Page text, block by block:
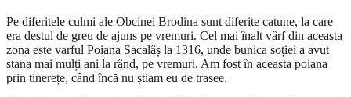
Pe diferitele culmi ale Obcinei Brodina sunt diferite catune, la care
era destul de greu de ajuns pe vremuri. Cel mai înalt vârf din aceasta
zona este varful Poiana Sacalâș la 1316, unde bunica soției a avut
stana mai mulți ani la rând, pe vremuri. Am fost în aceasta poiana
prin tinerețe, când încă nu știam eu de trasee.